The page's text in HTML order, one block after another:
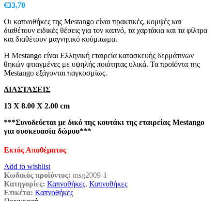
€33,70
Οι καπνοθήκες της Mestango είναι πρακτικές, κομψές και
διαθέτουν ειδικές θέσεις για τον καπνό, τα χαρτάκια και τα φίλτρα
και διαθέτουν μαγνητικό κούμπωμα.
Η Mestango είναι Ελληνική εταιρεία κατασκευής δερμάτινων
θηκών φτιαγμένες με υψηλής ποιότητας υλικά. Τα προϊόντα της
Mestango εξάγονται παγκοσμίως.
ΔΙΑΣΤΑΣΕΙΣ
13 Χ 8.00 Χ 2.00 cm
***Συνοδεύεται με δικό της κουτάκι της εταιρείας Mestango
για συσκευασία δώρου***
Εκτός Αποθέματος
Add to wishlist
Κωδικός προϊόντος: msg2009-1
Κατηγορίες: Καπνοθήκες, Καπνοθήκες
Ετικέτα: Καπνοθήκες